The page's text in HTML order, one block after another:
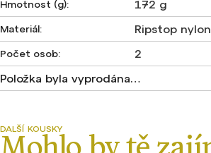
Hmotnost (g): 172 g
Materiál: Ripstop nylon
Počet osob:
2
Položka byla vyprodána…